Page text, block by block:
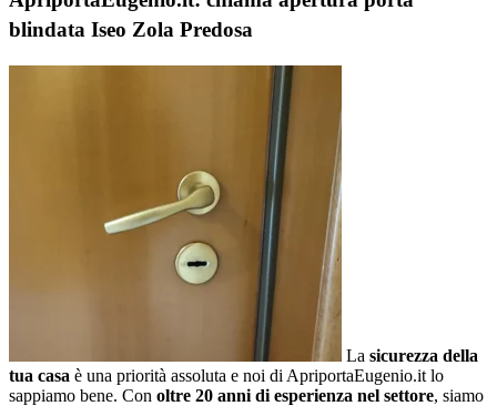
blindata Iseo Zola Predosa
La sicurezza della
tua casa è una priorità assoluta e noi di ApriportaEugenio.it lo
sappiamo bene. Con oltre 20 anni di esperienza nel settore, siamo